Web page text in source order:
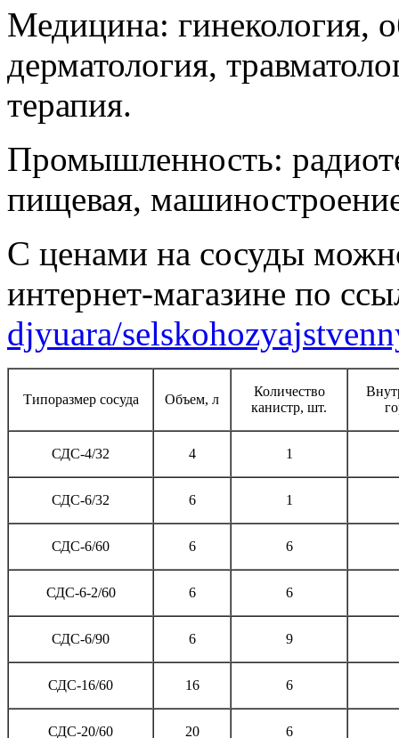
Медицина: гинекология,
дерматология,
терапия.
Промышленность:
пищевая,
С ценами на сосуды
интернет-магазине по
djyuara/
Типоразмер сосуда Объем, л
Количество
канистр, шт.
СДС-4/32 4 1
СДС-6/32 6 1
СДС-6/60 6 6
СДС-6-2/60 6 6
СДС-6/90 6 9
СДС-16/60 16 6
СДС-20/60 20 6